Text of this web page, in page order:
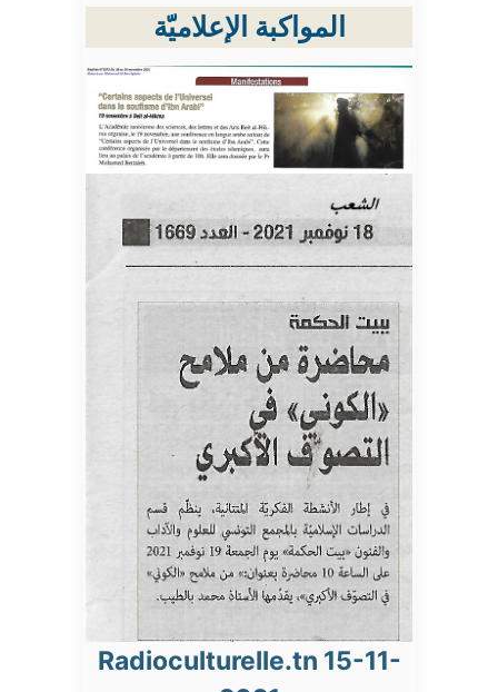
المواكبة الإعلاميّة
Radioculturelle.tn 15-11-